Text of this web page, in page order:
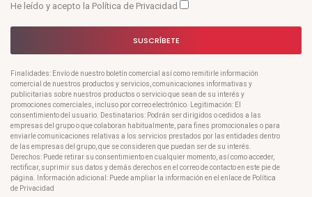
He leído y acepto la Política de Privacidad
SUSCRÍBETE
Finalidades: Envío de nuestro boletín comercial así como remitirle información
comercial de nuestros productos y servicios, comunicaciones informativas y
publicitarias sobre nuestros productos o servicio que sean de su interés y
promociones comerciales, incluso por correo electrónico. Legitimación: El
consentimiento del usuario. Destinatarios: Podrán ser dirigidos o cedidos a las
empresas del grupo o que colaboran habitualmente, para fines promocionales o para
enviarle comunicaciones relativas a los servicios prestados por las entidades dentro
de las empresas del grupo, que se consideren que puedan ser de su interés.
Derechos: Puede retirar su consentimiento en cualquier momento, así como acceder,
rectificar, suprimir sus datos y demás derechos en el correo de contacto en este pie de
página. Información adicional: Puede ampliar la información en el enlace de Política
de Privacidad